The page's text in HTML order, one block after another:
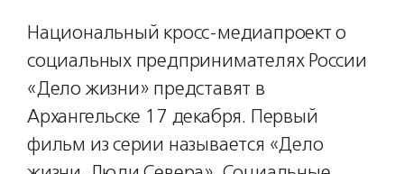
Национальный кросс-медиапроект о
социальных предпринимателях России
«Дело жизни» представят в
Архангельске 17 декабря. Первый
фильм из серии называется «Дело